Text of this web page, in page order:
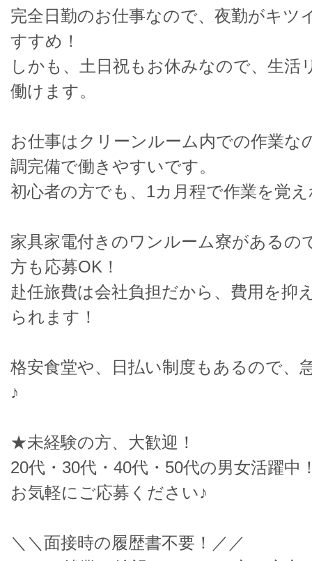
完全日勤のお仕事なので、夜勤がキツ
すすめ！
しかも、土日祝もお休みなので、生活
働けます。
お仕事はクリーンルーム内での作業な
調完備で働きやすいです。
初心者の方でも、1カ月程で作業を覚
家具家電付きのワンルーム寮があるの
方も応募OK！
赴任旅費は会社負担だから、費用を抑
られます！
格安食堂や、日払い制度もあるので、
♪
★未経験の方、大歓迎！
20代・30代・40代・50代の男女活躍中
お気軽にご応募ください♪
＼＼面接時の履歴書不要！／／